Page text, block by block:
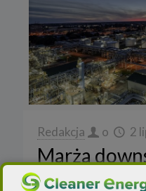
Redakcja o 2
Marża
PKN Orlen